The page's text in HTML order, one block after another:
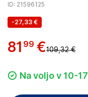
ID: 21596125
-27,33 €
81 99 €109,32 €
Na voljo v 10-